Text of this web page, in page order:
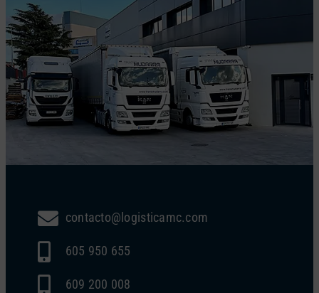
contacto@logisticamc.com
605 950 655
609 200 008